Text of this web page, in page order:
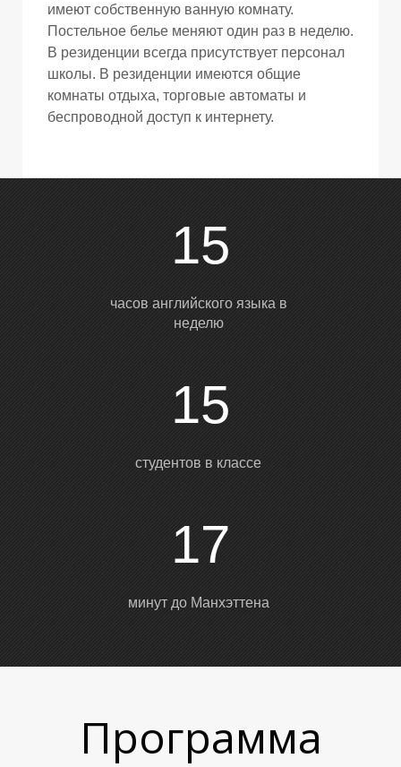
имеют собственную ванную комнату.
Постельное белье меняют один раз в неделю.
В резиденции всегда присутствует персонал
школы. В резиденции имеются общие
комнаты отдыха, торговые автоматы и
беспроводной доступ к интернету.
15
часов английского языка в
неделю
15
студентов в классе
17
минут до Манхэттена
Программа